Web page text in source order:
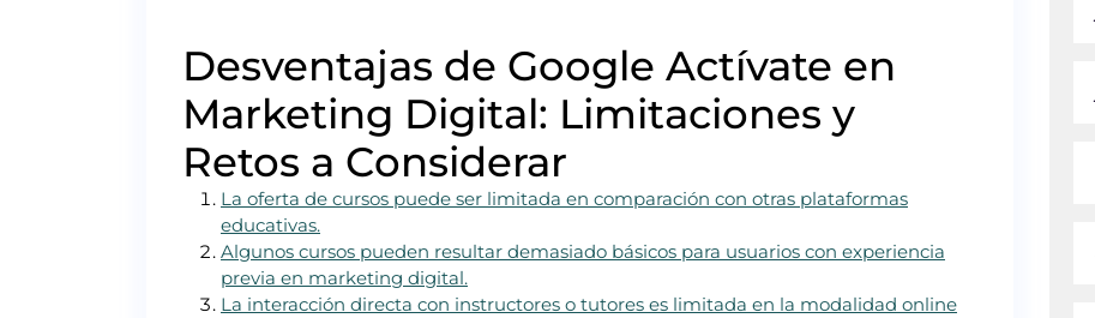
Desventajas de Google Actívate en
Marketing Digital: Limitaciones y
Retos a Considerar
La oferta de cursos puede ser limitada en comparación con otras plataformas
educativas.
Algunos cursos pueden resultar demasiado básicos para usuarios con experiencia
previa en marketing digital.
La interacción directa con instructores o tutores es limitada en la modalidad online